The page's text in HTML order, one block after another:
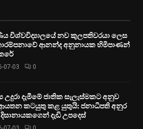
විශ්වවිද්‍යාලයේ නව කුලපතිවරයා ලෙස
ආනන්ද අනුනායක හිමිපාණන්
07-03 0
උදුරා දැමීමේ ජාතික සැලැස්මකට අනුව
කටයුතු කළ යුතුයි: ජනාධිපති අනුර
දැඩි උපදෙස්